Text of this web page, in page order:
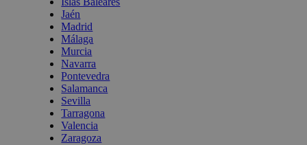
Jaén
Madrid
Málaga
Murcia
Navarra
Pontevedra
Salamanca
Sevilla
Tarragona
Valencia
Zaragoza